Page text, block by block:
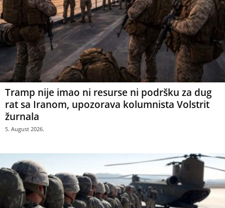
Tramp nije imao ni resurse ni podršku za dug
rat sa Iranom, upozorava kolumnista Volstrit
žurnala
5. August 2026.